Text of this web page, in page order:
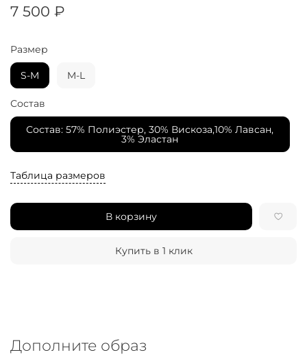
7 500 ₽
Таблица размеров
В корзину
Купить в 1 клик
Размер
S-M M-L
Состав
Состав: 57% Полиэстер, 30% Вискоза,10% Лавсан,
3% Эластан
Дополните образ